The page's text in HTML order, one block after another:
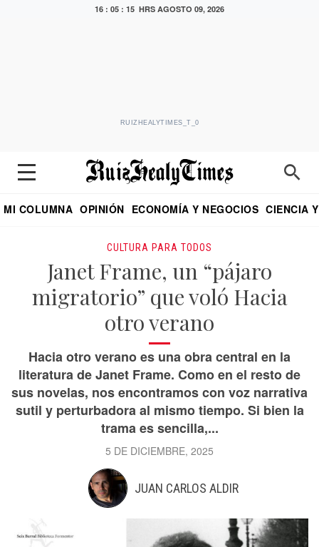
16 : 05 : 16 HRS AGOSTO 09, 2026
RUIZHEALYTIMES_T_0
MI COLUMNA OPINIÓN ECONOMÍA Y NEGOCIOS CIENCIA
CULTURA PARA TODOS
Janet Frame, un “pájaro
migratorio” que voló Hacia
otro verano
Hacia otro verano es una obra central en la
literatura de Janet Frame. Como en el resto de
sus novelas, nos encontramos con voz narrativa
sutil y perturbadora al mismo tiempo. Si bien la
trama es sencilla,...
5 DE DICIEMBRE, 2025
JUAN CARLOS ALDIR